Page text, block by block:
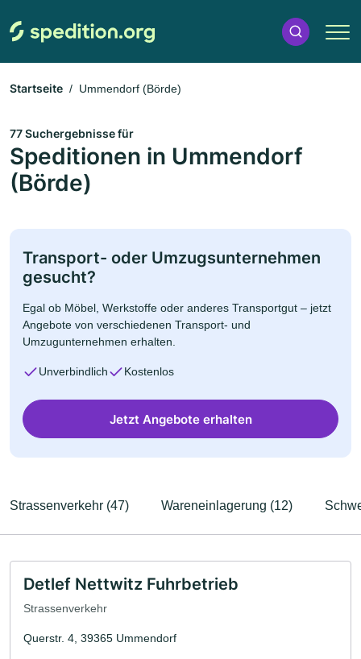
Startseite Ummendorf (Börde)
77 Suchergebnisse für
Speditionen in Ummendorf
(Börde)
Transport- oder Umzugsunternehmen
gesucht?
Egal ob Möbel, Werkstoffe oder anderes Transportgut – jetzt
Angebote von verschiedenen Transport- und
Umzugunternehmen erhalten.
Unverbindlich Kostenlos
Jetzt Angebote erhalten
Strassenverkehr (47) Wareneinlagerung (12)
Detlef Nettwitz Fuhrbetrieb
Strassenverkehr
Querstr. 4, 39365 Ummendorf